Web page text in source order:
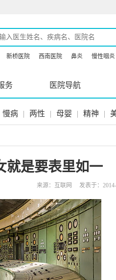
新桥医院 西南医院 鼻炎 慢性咽炎
务 医院导航
慢病 | 两性 | 母婴 | 精神 |
就是要表里如一
来源：互联网 发表于：